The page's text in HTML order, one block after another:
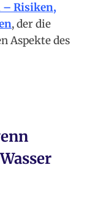
– Risiken,
, der die
Aspekte des